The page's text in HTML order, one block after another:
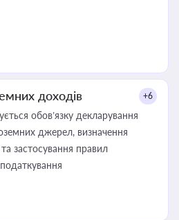
доходів +6
обов’язку декларування
джерел, визначення
застосування правил